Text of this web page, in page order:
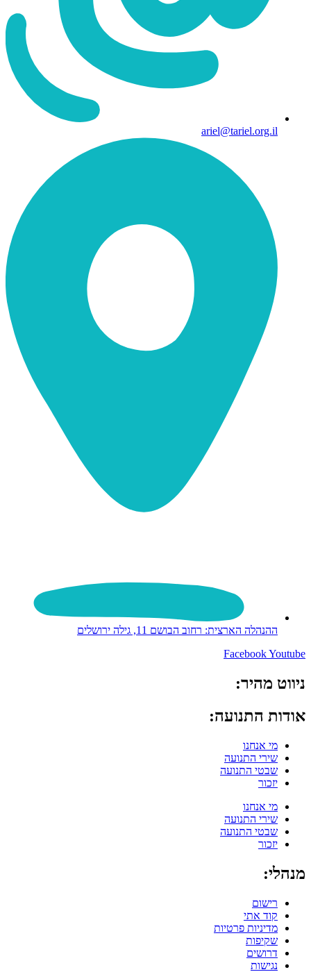
ariel@tariel.org.il
ההנהלה הארצית: רחוב הבושם 11, גילה ירושלים
FacebookYoutube
ניווט מהיר:
אודות התנועה:
מי אנחנו
שירי התנועה
שבטי התנועה
יזכור
מי אנחנו
שירי התנועה
שבטי התנועה
יזכור
מנהלי:
רישום
קוד אתי
מדיניות פרטיות
שקיפות
דרושים
נגישות